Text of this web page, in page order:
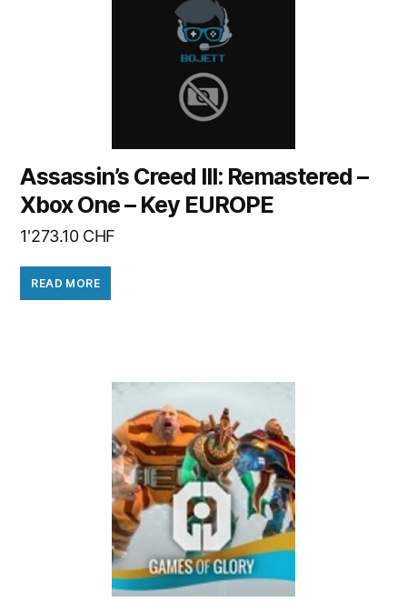
Assassin’s Creed III: Remastered –
Xbox One – Key EUROPE
1'273.10 CHF
READ MORE